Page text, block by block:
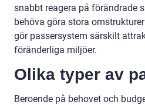
snabbt reagera på förändrade
behöva göra stora
gör passersystem särskilt
föränderliga miljöer.
Olika typer av
Beroende på behovet och